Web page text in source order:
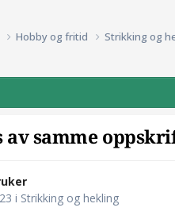
Hobby og fritid Strikking og
samme
i Strikking og hekling